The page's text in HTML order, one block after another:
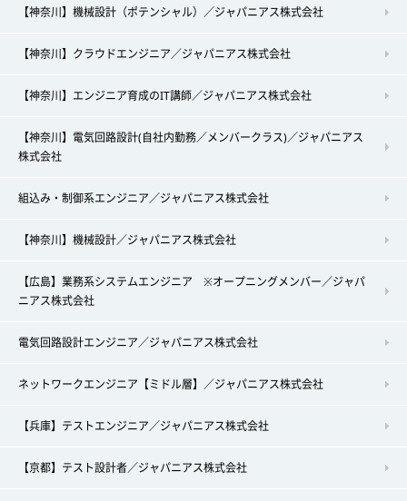
【神奈川】機械設計（ポテンシャル）／ジャパニアス株式会社
【神奈川】クラウドエンジニア／ジャパニアス株式会社
【神奈川】エンジニア育成のIT講師／ジャパニアス株式会社
【神奈川】電気回路設計(自社内勤務／メンバークラス)／ジャパニアス
株式会社
組込み・制御系エンジニア／ジャパニアス株式会社
【神奈川】機械設計／ジャパニアス株式会社
【広島】業務系システムエンジニア ※オープニングメンバー／ジャパ
ニアス株式会社
電気回路設計エンジニア／ジャパニアス株式会社
ネットワークエンジニア【ミドル層】／ジャパニアス株式会社
【兵庫】テストエンジニア／ジャパニアス株式会社
【京都】テスト設計者／ジャパニアス株式会社